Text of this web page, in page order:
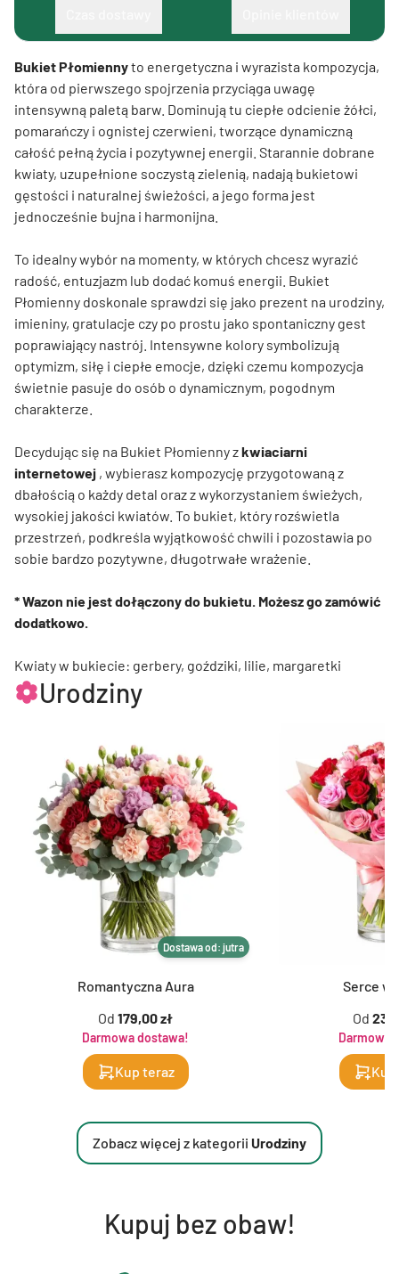
Bukiet Płomiennyto energetyczna i wyrazista kompozycja,
która od pierwszego spojrzenia przyciąga uwagę
intensywną paletą barw. Dominują tu ciepłe odcienie żółci,
pomarańczy i ognistej czerwieni, tworzące dynamiczną
całość pełną życia i pozytywnej energii. Starannie dobrane
kwiaty, uzupełnione soczystą zielenią, nadają bukietowi
gęstości i naturalnej świeżości, a jego forma jest
jednocześnie bujna i harmonijna.
To idealny wybór na momenty, w których chcesz wyrazić
radość, entuzjazm lub dodać komuś energii. Bukiet
Płomienny doskonale sprawdzi się jako prezent na urodziny,
imieniny, gratulacje czy po prostu jako spontaniczny gest
poprawiający nastrój. Intensywne kolory symbolizują
optymizm, siłę i ciepłe emocje, dzięki czemu kompozycja
świetnie pasuje do osób o dynamicznym, pogodnym
charakterze.
Decydując się na Bukiet Płomienny zkwiaciarni
internetowej , wybierasz kompozycję przygotowaną z
dbałością o każdy detal oraz z wykorzystaniem świeżych,
wysokiej jakości kwiatów. To bukiet, który rozświetla
przestrzeń, podkreśla wyjątkowość chwili i pozostawia po
sobie bardzo pozytywne, długotrwałe wrażenie.
* Wazon nie jest dołączony do bukietu. Możesz go zamówić
dodatkowo.
Kwiaty w bukiecie: gerbery, goździki, lilie, margaretki
Urodziny
Dostawa od: jutra
Romantyczna Aura
Od 179,00 zł
Darmowa dostawa!
Kup teraz
Serce w
Od
Darmowa
Zobacz więcej z kategorii Urodziny
Kupuj bez obaw!